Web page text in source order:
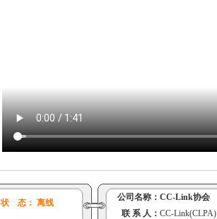
状 态： 离线
公司名称： CC-Link协会
联 系 人： CC-Link(CLPA)